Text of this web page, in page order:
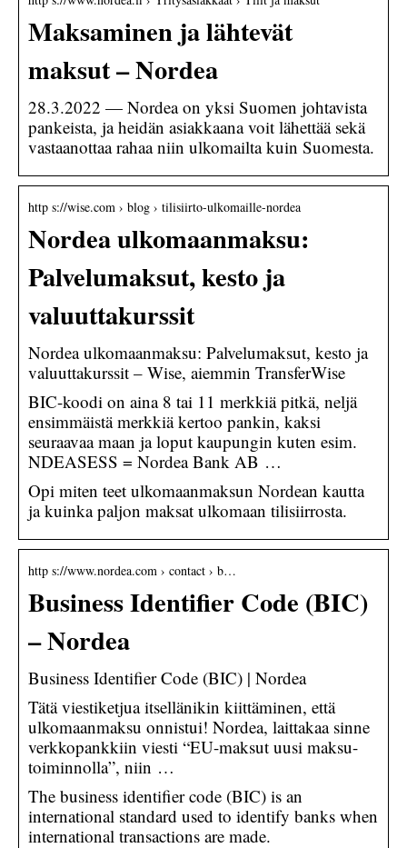
Maksaminen ja lähtevät
maksut – Nordea
28.3.2022 — Nordea on yksi Suomen johtavista
pankeista, ja heidän asiakkaana voit lähettää sekä
vastaanottaa rahaa niin ulkomailta kuin Suomesta.
http s://wise.com › blog › tilisiirto-ulkomaille-nordea
Nordea ulkomaanmaksu:
Palvelumaksut, kesto ja
valuuttakurssit
Nordea ulkomaanmaksu: Palvelumaksut, kesto ja
valuuttakurssit – Wise, aiemmin TransferWise
BIC-koodi on aina 8 tai 11 merkkiä pitkä, neljä
ensimmäistä merkkiä kertoo pankin, kaksi
seuraavaa maan ja loput kaupungin kuten esim.
NDEASESS = Nordea Bank AB …
Opi miten teet ulkomaanmaksun Nordean kautta
ja kuinka paljon maksat ulkomaan tilisiirrosta.
http s://www.nordea.com › contact › b…
Business Identifier Code (BIC)
– Nordea
Business Identifier Code (BIC) | Nordea
Tätä viestiketjua itsellänikin kiittäminen, että
ulkomaanmaksu onnistui! Nordea, laittakaa sinne
verkkopankkiin viesti “EU-maksut uusi maksu-
toiminnolla”, niin …
The business identifier code (BIC) is an
international standard used to identify banks when
international transactions are made.